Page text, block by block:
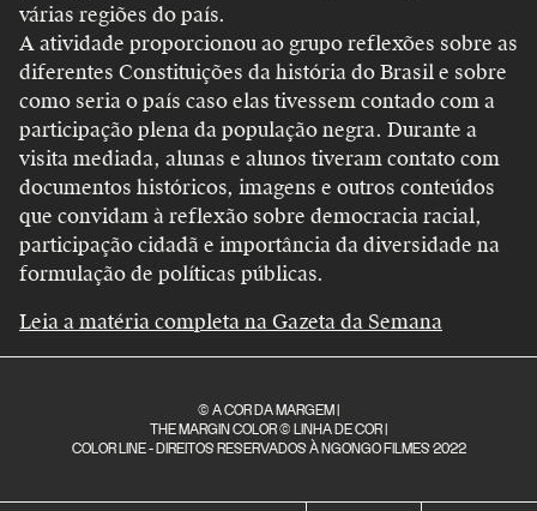
várias regiões do país.
A atividade proporcionou ao grupo reflexões sobre as
diferentes Constituições da história do Brasil e sobre
como seria o país caso elas tivessem contado com a
participação plena da população negra. Durante a
visita mediada, alunas e alunos tiveram contato com
documentos históricos, imagens e outros conteúdos
que convidam à reflexão sobre democracia racial,
participação cidadã e importância da diversidade na
formulação de políticas públicas.
Leia a matéria completa na Gazeta da Semana
© A COR DA MARGEM |
THE MARGIN COLOR © LINHA DE COR |
COLOR LINE - DIREITOS RESERVADOS À NGONGO FILMES 2022